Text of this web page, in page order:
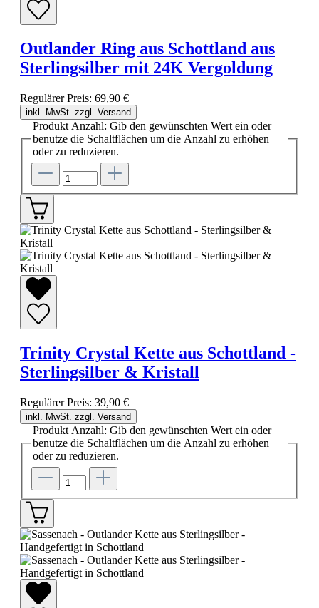
Outlander Ring aus Schottland aus
Sterlingsilber mit 24K Vergoldung
Regulärer Preis: 69,90 €
inkl. MwSt. zzgl. Versand
Produkt Anzahl: Gib den gewünschten Wert ein oder
benutze die Schaltflächen um die Anzahl zu erhöhen
oder zu reduzieren.
Trinity Crystal Kette aus Schottland -
Sterlingsilber & Kristall
Regulärer Preis: 39,90 €
inkl. MwSt. zzgl. Versand
Produkt Anzahl: Gib den gewünschten Wert ein oder
benutze die Schaltflächen um die Anzahl zu erhöhen
oder zu reduzieren.